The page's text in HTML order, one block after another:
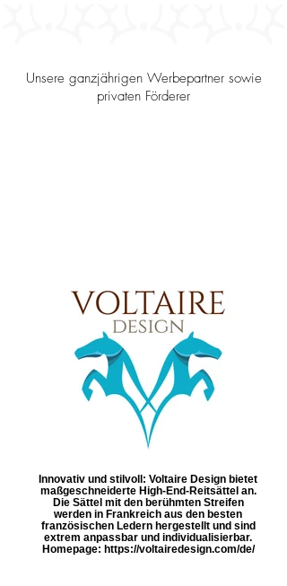
Unsere ganzjährigen Werbepartner sowie
privaten Förderer
Innovativ und stilvoll: Voltaire Design bietet
maßgeschneiderte High-End-Reitsättel an.
Die Sättel mit den berühmten Streifen
werden in Frankreich aus den besten
französischen Ledern hergestellt und sind
extrem anpassbar und individualisierbar.
Homepage: https://voltairedesign.com/de/